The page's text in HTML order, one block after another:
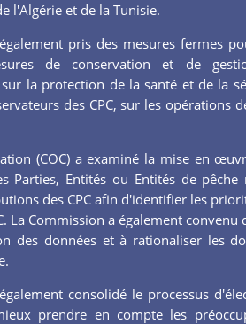
l'Algérie et de la Tunisie.
pris des mesures fermes
de conservation et de
la protection de la santé et de la
des CPC, sur les opérations
(COC) a examiné la mise en
Parties, Entités ou Entités de
des CPC afin d'identifier les
La Commission a également
des données et à rationaliser les
consolidé le processus
prendre en compte les